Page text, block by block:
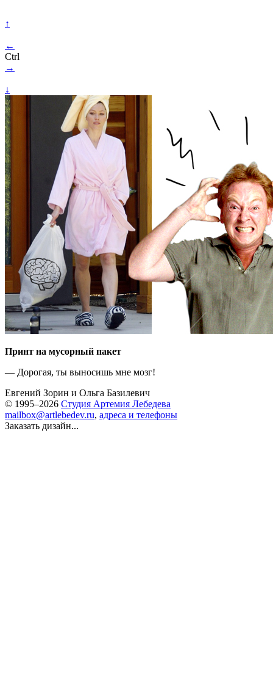
↑
←
Ctrl
→
↓
Принт на мусорный пакет
— Дорогая, ты выносишь мне мозг!
Евгений Зорин и Ольга Базилевич
© 1995–2026 Студия Артемия Лебедева
mailbox@artlebedev.ru, адреса и телефоны
Заказать дизайн...